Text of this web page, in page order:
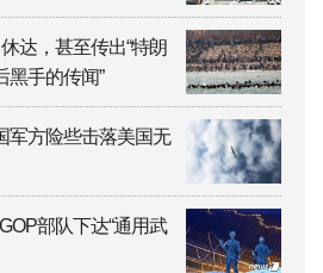
达，甚至传出“特朗
黑手的传闻”
方险些击落美国无
部队下达“通用武